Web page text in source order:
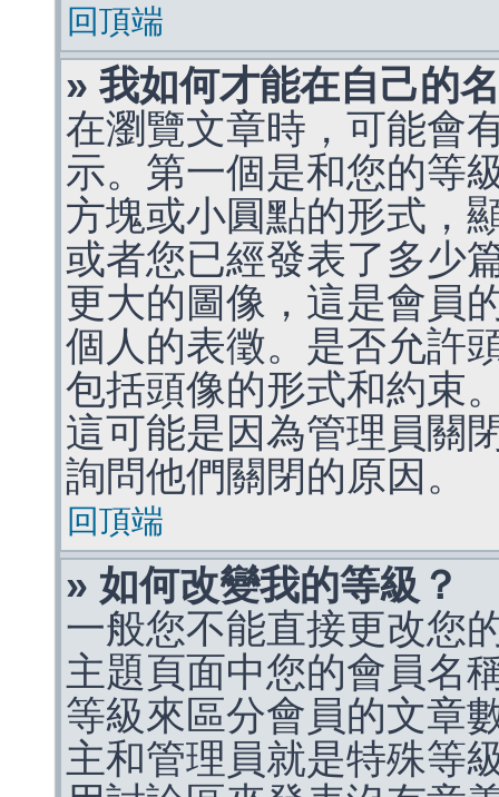
回頂端
» 我如何才能在自己的
在瀏覽文章時，可能會
示。第一個是和您的等
方塊或小圓點的形式，
或者您已經發表了多少
更大的圖像，這是會員
個人的表徵。是否允許
包括頭像的形式和約束
這可能是因為管理員關
詢問他們關閉的原因。
回頂端
» 如何改變我的等級？
一般您不能直接更改您
主題頁面中您的會員名
等級來區分會員的文章
主和管理員就是特殊等